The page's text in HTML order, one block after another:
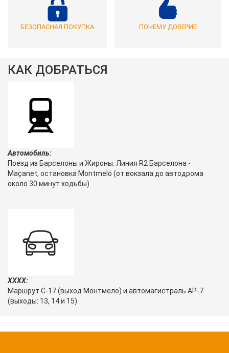
БЕЗОПАСНАЯ ПОКУПКА ПОЧЕМУ ДОВЕРИЕ
КАК ДОБРАТЬСЯ
Автомобиль:
Поезд из Барселоны и Жироны: Линия R2 Барселона -
Maçanet, остановка Montmeló (от вокзала до автодрома
около 30 минут ходьбы)
XXXX:
Маршрут C-17 (выход Монтмело) и автомагистраль AP-7
(выходы: 13, 14 и 15)